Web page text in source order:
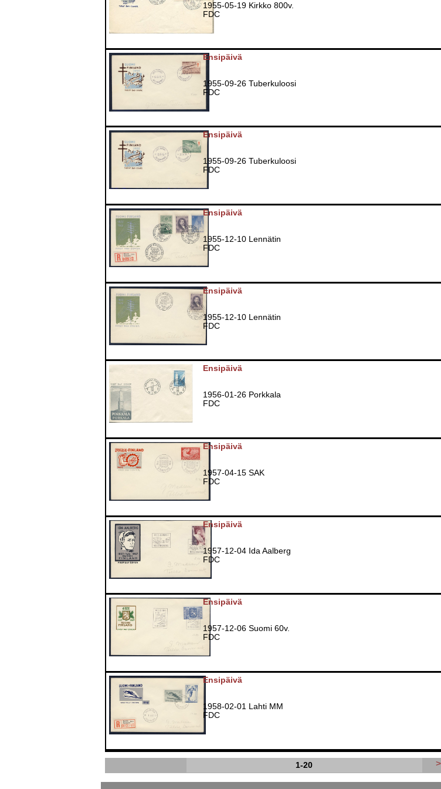
1955-05-19 Kirkko 800v.
FDC
Ensipäivä
1955-09-26 Tuberkuloosi
FDC
Ensipäivä
1955-09-26 Tuberkuloosi
FDC
Ensipäivä
1955-12-10 Lennätin
FDC
Ensipäivä
1955-12-10 Lennätin
FDC
Ensipäivä
1956-01-26 Porkkala
FDC
Ensipäivä
1957-04-15 SAK
FDC
Ensipäivä
1957-12-04 Ida Aalberg
FDC
Ensipäivä
1957-12-06 Suomi 60v.
FDC
Ensipäivä
1958-02-01 Lahti MM
FDC
1-20